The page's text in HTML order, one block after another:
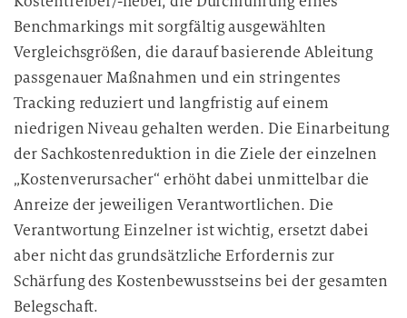
Benchmarkings mit sorgfältig ausgewählten
Vergleichsgrößen, die darauf basierende Ableitung
passgenauer Maßnahmen und ein stringentes
Tracking reduziert und langfristig auf einem
niedrigen Niveau gehalten werden. Die Einarbeitung
der Sachkostenreduktion in die Ziele der einzelnen
„Kostenverursacher“ erhöht dabei unmittelbar die
Anreize der jeweiligen Verantwortlichen. Die
Verantwortung Einzelner ist wichtig, ersetzt dabei
aber nicht das grundsätzliche Erfordernis zur
Schärfung des Kostenbewusstseins bei der gesamten
Belegschaft.